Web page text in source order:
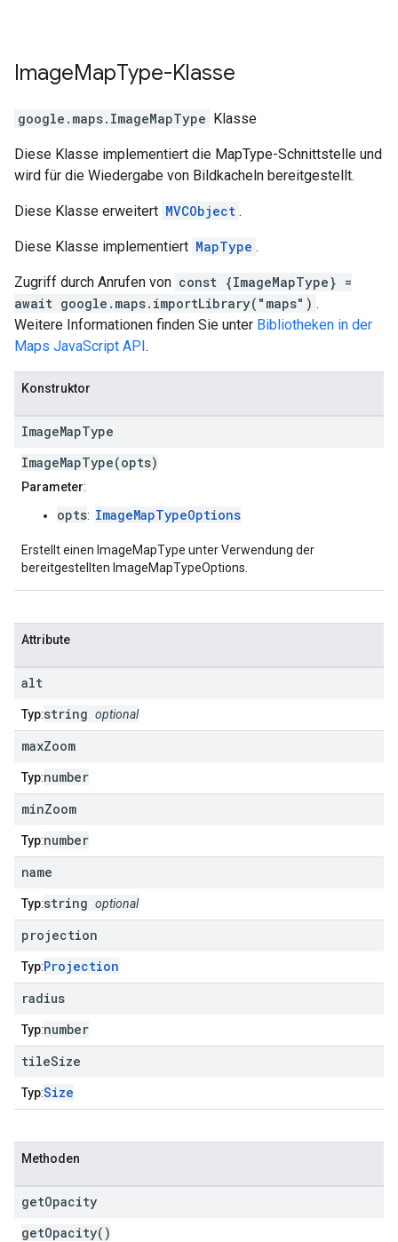
ImageMapType-Klasse
google.maps. ImageMapType Klasse
Diese Klasse implementiert die MapType-Schnittstelle und
wird für die Wiedergabe von Bildkacheln bereitgestellt.
Diese Klasse erweitert MVCObject .
Diese Klasse implementiert MapType .
Zugriff durch Anrufen von const {ImageMapType} =
await google.maps.importLibrary("maps") .
Weitere Informationen finden Sie unter Bibliotheken in der
Maps JavaScript API.
Konstruktor
ImageMapType
ImageMapType(opts)
Parameter:
opts: ImageMapTypeOptions
Erstellt einen ImageMapType unter Verwendung der
bereitgestellten ImageMapTypeOptions.
Attribute
alt
Typ:string optional
maxZoom
Typ:number
minZoom
Typ:number
name
Typ:string optional
projection
Typ:Projection
radius
Typ:number
tileSize
Typ:Size
Methoden
getOpacity
getOpacity()